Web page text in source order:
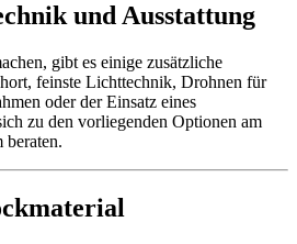
und Ausstattung
gibt es einige zusätzliche
feinste Lichttechnik, Drohnen für
oder der Einsatz eines
zu den vorliegenden Optionen am
beraten.